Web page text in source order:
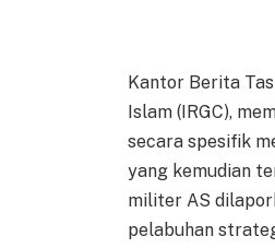
Kantor Berita
Islam (IRGC),
secara spesifik
yang kemudian
militer AS
pelabuhan